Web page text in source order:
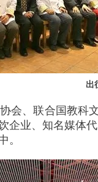
出
会、联合国教科
企业、知名媒体
。